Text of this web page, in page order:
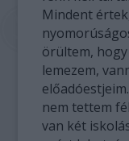
Mindent
örültem, hogy
lemezem,
nem tettem
van két